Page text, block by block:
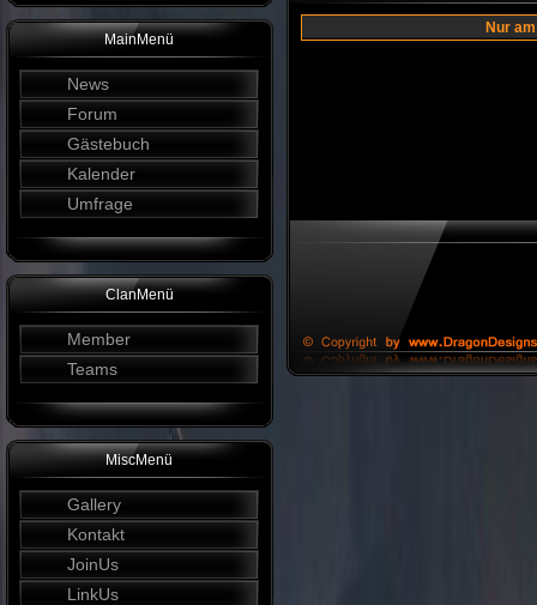
MainMenü
News
Forum
Gästebuch
Kalender
Umfrage
ClanMenü
Member
Teams
MiscMenü
Gallery
Kontakt
JoinUs
LinkUs
Nur